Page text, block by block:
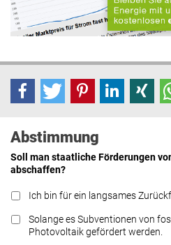
Abstimmung
Soll man staatliche Förderungen
abschaffen?
Ich bin für ein langsames
Solange es Subventionen von
Photovoltaik gefördert werden.